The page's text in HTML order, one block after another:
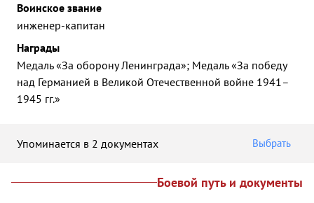
Воинское звание
инженер-капитан
Награды
Медаль «За оборону Ленинграда»; Медаль «За победу
над Германией в Великой Отечественной войне 1941–
1945 гг.»
Упоминается в 2 документах Выбрать
Боевой путь и документы